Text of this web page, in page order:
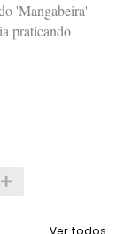
'Mangabeira'
praticando